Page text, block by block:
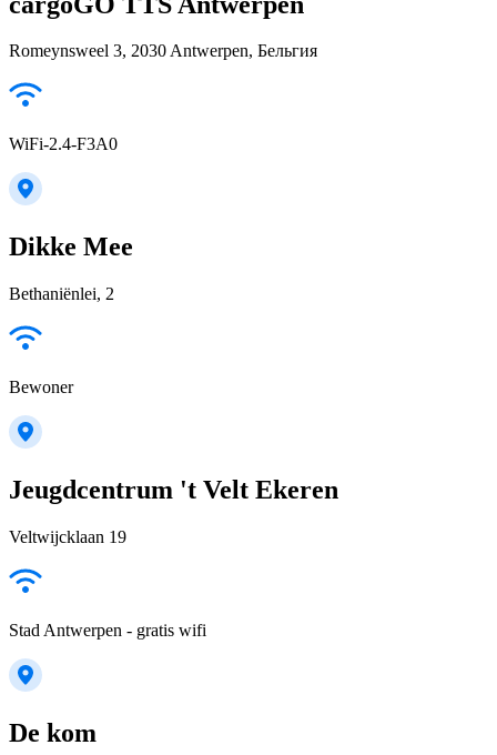
Romeynsweel 3, 2030 Antwerpen, Бельгия
WiFi-2.4-F3A0
Dikke Mee
Bethaniënlei, 2
Bewoner
Jeugdcentrum 't Velt Ekeren
Veltwijcklaan 19
Stad Antwerpen - gratis wifi
De kom